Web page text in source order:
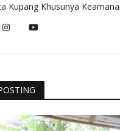
Kupang Khusunya